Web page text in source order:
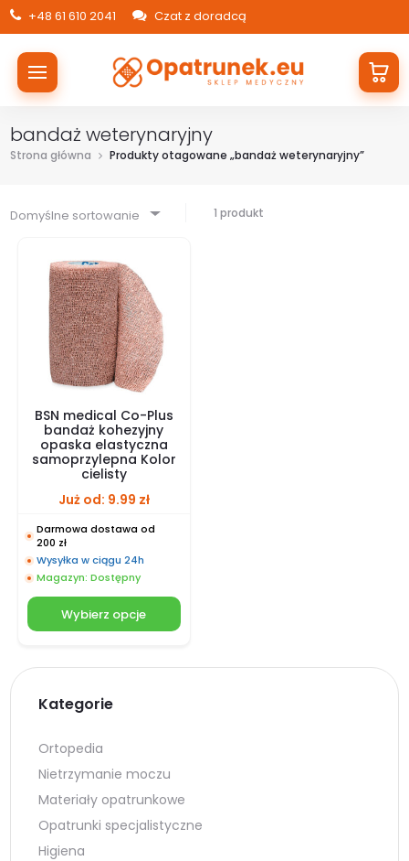
+48 61 610 2041 Czat z doradcą
bandaż weterynaryjny
Strona główna Produkty otagowane „bandaż weterynaryjny”
Domyślne sortowanie 1 produkt
BSN medical Co-Plus
bandaż kohezyjny
opaska elastyczna
samoprzylepna Kolor
cielisty
Już od: 9.99 zł
Darmowa dostawa od
200 zł
Wysyłka w ciągu 24h
Magazyn: Dostępny
Wybierz opcje
Kategorie
Ortopedia
Nietrzymanie moczu
Materiały opatrunkowe
Opatrunki specjalistyczne
Higiena